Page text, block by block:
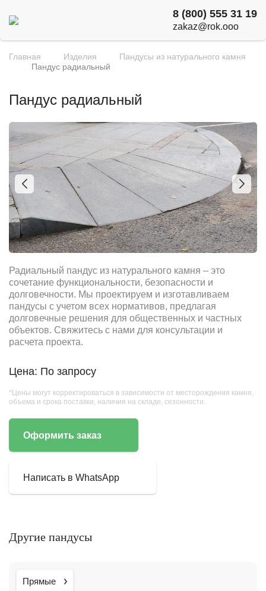
8 (800) 555 31 19
zakaz@rok.ooo
Главная Изделия
Пандусы из натурального камня
Пандус радиальный
Пандус радиальный
Радиальный пандус из натурального камня – это
сочетание функциональности, безопасности и
долговечности. Мы проектируем и изготавливаем
пандусы с учетом всех нормативов, предлагая
долговечные решения для общественных и частных
объектов. Свяжитесь с нами для консультации и
расчета проекта.
Цена: По запросу
*Цены могут корректироваться в зависимости от месторождения камня,
объема и срока поставки, наличия на складе, сезонности.
Оформить заказ
Написать в WhatsApp
Другие пандусы
Прямые